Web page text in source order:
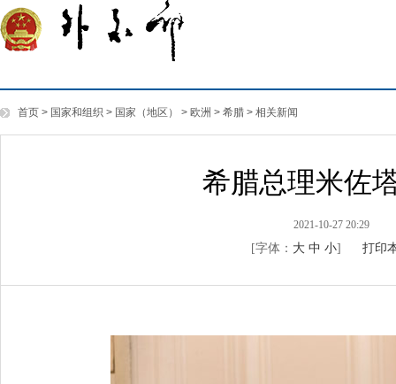
首页 > 国家和组织 > 国家（地区） > 欧洲 > 希腊 > 相关新闻
希腊总理米佐
2021-10-27 20:29
[字体： 大 中 小] 打印